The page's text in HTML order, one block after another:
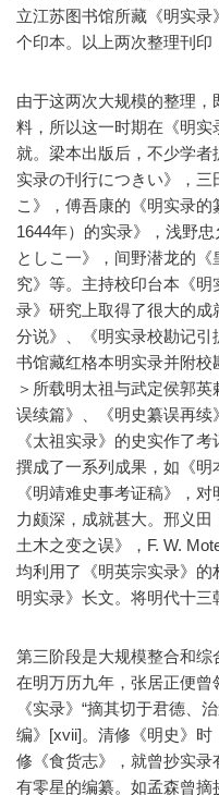
立江苏图书馆所藏《明实
个印本。以上两次整理刊印
由于这两次大规模的整理
料，所以这一时期在《明
就。梁本出版后，不少学者
实录の刊行につきい》，
こ》，傅吾康的《明实录的
1644年）的实录》，浅野
としこ一》，间野潜龙的
究》等。主持校印台本《
录》研究上取得了很大的
分说》、《明实录校勘记
书馆藏红格本明实录并附
＞所载明太祖与武定侯郭
误续篇》、《明史纂误再续
《太祖实录》的史实作了
撰成了一系列成果，如《明
《明靖难史事考证稿》，
力颇深，成就甚大。邢义
土木之变之误》，F. W.
均利用了《明英宗实录》
明实录》长文。将明代十三
第三阶段是大规模整合和综
在明万历九年，张居正便
《实录》“摘其切于君德、
编》[xvii]。清修《明史》
修《食货志》，就曾抄实
有零星的编纂。如孟森曾摘